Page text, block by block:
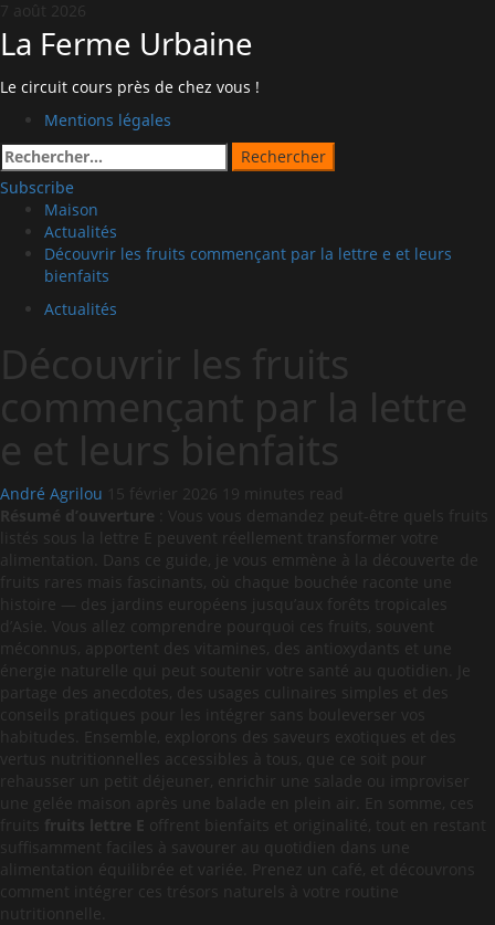
Passer
au
contenu
7 août 2026
La Ferme Urbaine
Le circuit cours près de chez vous !
Menu
principal
Mentions légales
Rechercher :
Subscribe
Maison
Actualités
Découvrir les fruits commençant par la lettre e et leurs
bienfaits
Actualités
Découvrir les fruits
commençant par la lettre
e et leurs bienfaits
André Agrilou 15 février 2026
19 minutes read
Résumé d’ouverture : Vous vous demandez peut-être quels fruits
listés sous la lettre E peuvent réellement transformer votre
alimentation. Dans ce guide, je vous emmène à la découverte de
fruits rares mais fascinants, où chaque bouchée raconte une
histoire — des jardins européens jusqu’aux forêts tropicales
d’Asie. Vous allez comprendre pourquoi ces fruits, souvent
méconnus, apportent des vitamines, des antioxydants et une
énergie naturelle qui peut soutenir votre santé au quotidien. Je
partage des anecdotes, des usages culinaires simples et des
conseils pratiques pour les intégrer sans bouleverser vos
habitudes. Ensemble, explorons des saveurs exotiques et des
vertus nutritionnelles accessibles à tous, que ce soit pour
rehausser un petit déjeuner, enrichir une salade ou improviser
une gelée maison après une balade en plein air. En somme, ces
fruits fruits lettre E offrent bienfaits et originalité, tout en restant
suffisamment faciles à savourer au quotidien dans une
alimentation équilibrée et variée. Prenez un café, et découvrons
comment intégrer ces trésors naturels à votre routine
nutritionnelle.